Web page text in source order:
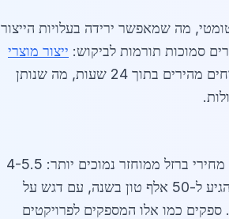
אוטומטי, מה שמאפשר ירידה בעלויות הייצור
ייצור מוצרי
מספקות שיתופי פעולה לוגיסטיים. ספקים מקומיים מציעים משלוחים מהירים בתוך 24 שעות, מה שנותן
רואה עלייה בביקוש למוצרים ירוקים, כמו ברזל ממוחזר, שמהווה 40% מהייצור. מחירי ברזל ממוחזר נמוכים יותר: 4-5.5
ש"ח לק"ג. התעשייה המקומית כוללת כ-15 מפעלים קטנים ובינוניים, המעסיקים 500 עובדים. הביקוש צפוי להגיע ל-50 אלף טון בשנה, עם דגש על
כמו אלו המספקים לפרויקטים